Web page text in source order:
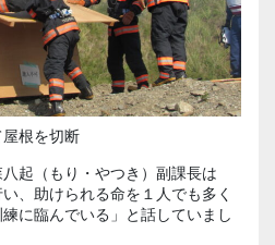
根を切断
起（もり・やつき）副課長は
、助けられる命を１人でも多く
に臨んでいる」と話していまし